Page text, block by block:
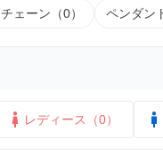
チェーン（0） ペンダン
レディース（0）